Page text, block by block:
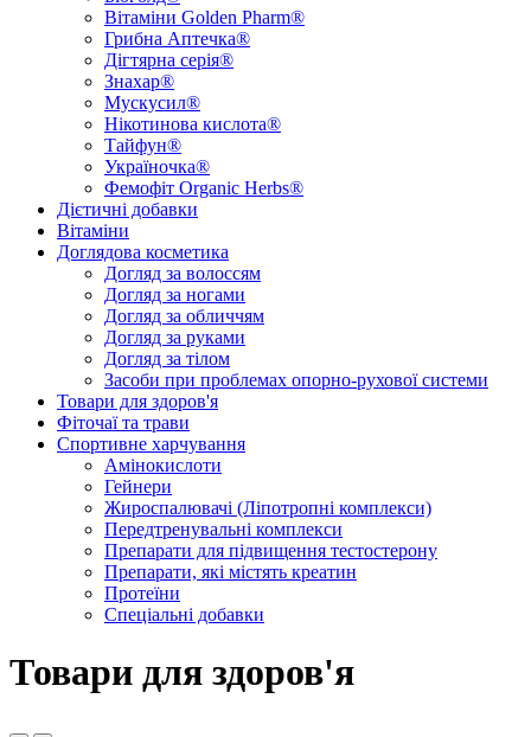
Вітаміни Golden Pharm®
Грибна Аптечка®
Дігтярна серія®
Знахар®
Мускусил®
Нікотинова кислота®
Тайфун®
Україночка®
Фемофіт Organic Herbs®
Дієтичні добавки
Вітаміни
Доглядова косметика
Догляд за волоссям
Догляд за ногами
Догляд за обличчям
Догляд за руками
Догляд за тілом
Засоби при проблемах опорно-рухової системи
Товари для здоров'я
Фіточаї та трави
Спортивне харчування
Амінокислоти
Гейнери
Жироспалювачі (Ліпотропні комплекси)
Передтренувальні комплекси
Препарати для підвищення тестостерону
Препарати, які містять креатин
Протеїни
Спеціальні добавки
Товари для здоров'я